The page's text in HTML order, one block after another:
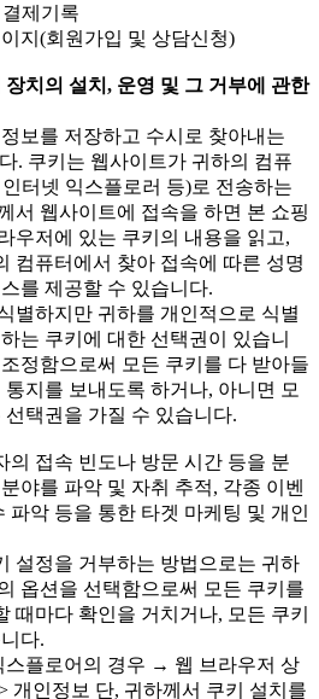
제기록
지(회원가입 및 상담신청)
치의 설치, 운영 및 그 거부에 관한
보를 저장하고 수시로 찾아내는
. 쿠키는 웹사이트가 귀하의 컴퓨
터넷 익스플로러 등)로 전송하는
서 웹사이트에 접속을 하면 본 쇼핑
우저에 있는 쿠키의 내용을 읽고,
컴퓨터에서 찾아 접속에 따른 성명
를 제공할 수 있습니다.
별하지만 귀하를 개인적으로 식별
는 쿠키에 대한 선택권이 있습니
정함으로써 모든 쿠키를 다 받아들
지를 보내도록 하거나, 아니면 모
택권을 가질 수 있습니다.
의 접속 빈도나 방문 시간 등을 분
야를 파악 및 자취 추적, 각종 이벤
파악 등을 통한 타겟 마케팅 및 개인
설정을 거부하는 방법으로는 귀하
옵션을 선택함으로써 모든 쿠키를
때마다 확인을 거치거나, 모든 쿠키
다.
스플로어의 경우 → 웹 브라우저 상
개인정보 단, 귀하께서 쿠키 설치를